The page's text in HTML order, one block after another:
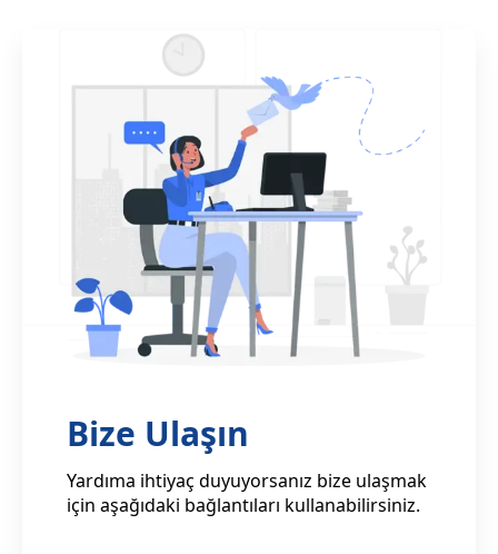
Bize Ulaşın
Yardıma ihtiyaç duyuyorsanız bize ulaşmak
için aşağıdaki bağlantıları kullanabilirsiniz.